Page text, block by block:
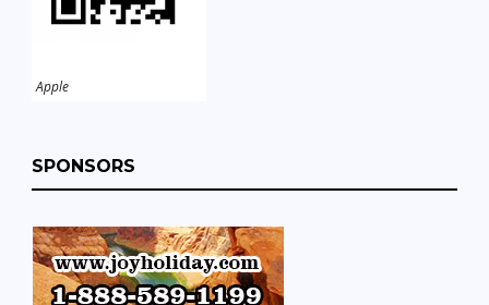
Apple
SPONSORS